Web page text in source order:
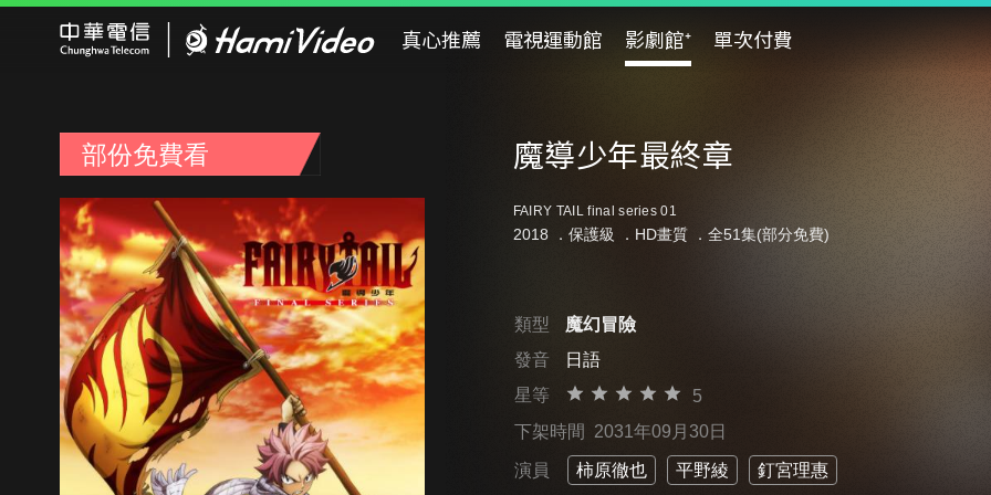
真心推薦 電視運動館 影劇館⁺ 單次付費
部份免費看 魔導少年最終章
FAIRY TAIL final series 01
2018 ． 保護級 ．HD畫質 ．全51集(部分免費)
類型
魔幻冒險
發音
日語
星等
5
下架時間 2031年09月30日
演員 柿原徹也 平野綾 釘宮理惠